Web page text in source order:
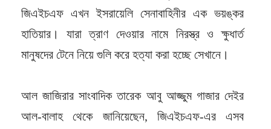
জিএইচএফ এখন ইসরায়েলি সেনাবাহিনীর এক ভয়ঙ্কর
হাতিয়ার। যারা ত্রাণ দেওয়ার নামে নিরস্ত্র ও ক্ষুধার্ত
মানুষদের টেনে নিয়ে গুলি করে হত্যা করা হচ্ছে সেখানে।
আল জাজিরার সাংবাদিক তারেক আবু আজ্জুম গাজার দেইর
আল-বালাহ থেকে জানিয়েছেন, জিএইচএফ-এর এসব